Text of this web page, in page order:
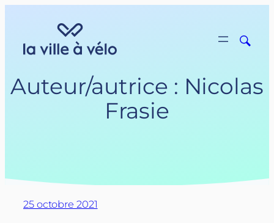
Auteur/autrice : Nicolas
Frasie
25 octobre 2021